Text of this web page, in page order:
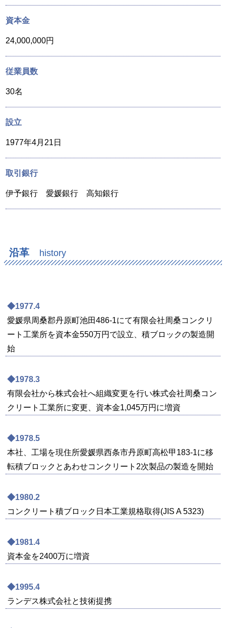
資本金
24,000,000円
従業員数
30名
設立
1977年4月21日
取引銀行
伊予銀行 愛媛銀行 高知銀行
沿革 history
◆1977.4
愛媛県周桑郡丹原町池田486-1にて有限会社周桑コンクリ
ート工業所を資本金550万円で設立、積ブロックの製造開
始
◆1978.3
有限会社から株式会社へ組織変更を行い株式会社周桑コン
クリート工業所に変更、資本金1,045万円に増資
◆1978.5
本社、工場を現住所愛媛県西条市丹原町高松甲183-1に移
転積ブロックとあわせコンクリート2次製品の製造を開始
◆1980.2
コンクリート積ブロック日本工業規格取得(JIS A 5323)
◆1981.4
資本金を2400万に増資
◆1995.4
ランデス株式会社と技術提携